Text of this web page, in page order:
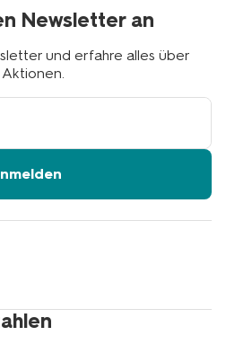
Newsletter an
und erfahre alles über